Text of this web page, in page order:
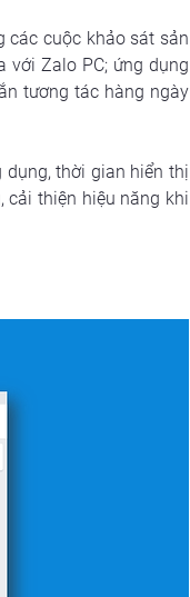
các cuộc khảo sát sản
với Zalo PC; ứng dụng
tương tác hàng ngày
thời gian hiển thị
cải thiện hiệu năng khi